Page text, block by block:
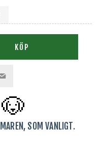
KÖP
🐶
SOM VANLIGT.